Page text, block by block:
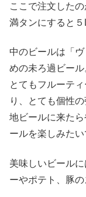
ここで注文した
満タンにすると５
中のビールは「
めの未ろ過ビール
とてもフルーテ
り、とても個性
地ビールに来た
ールを楽しみたい
美味しいビール
ーやポテト、豚